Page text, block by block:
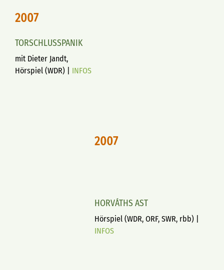
2007
TORSCHLUSSPANIK
mit Dieter Jandt,
Hörspiel (WDR) | INFOS
2007
HORVÁTHS AST
Hörspiel (WDR, ORF, SWR, rbb) |
INFOS